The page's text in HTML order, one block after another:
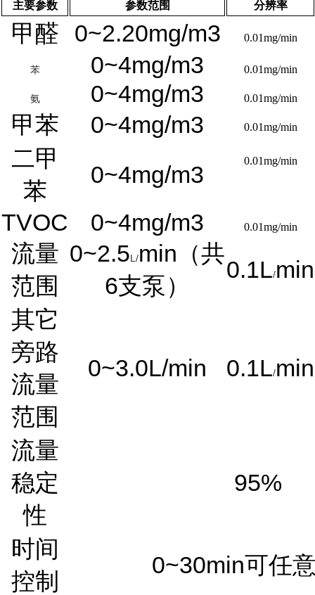
主要参数 参数范围 分辨率
甲醛 0~2.20mg/m3 0.01mg/min
苯 0~4mg/m3 0.01mg/min
氨 0~4mg/m3 0.01mg/min
甲苯 0~4mg/m3 0.01mg/min
二甲
苯
0~4mg/m3
0.01mg/min
TVOC 0~4mg/m3 0.01mg/min
流量
范围
0~2.5L /min （共
6支泵）
0.1L/min
其它
旁路
流量
范围
0~3.0L/min 0.1L/min
流量
稳定
性
95%
时间
控制
0~30min可任